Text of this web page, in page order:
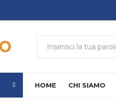
HOME CHI SIAMO